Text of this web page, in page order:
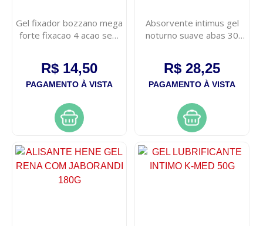
Gel fixador bozzano mega
forte fixacao 4 acao sem
R$ 14,50
PAGAMENTO À VISTA
Absorvente intimus gel
noturno suave abas 30
R$ 28,25
PAGAMENTO À VISTA